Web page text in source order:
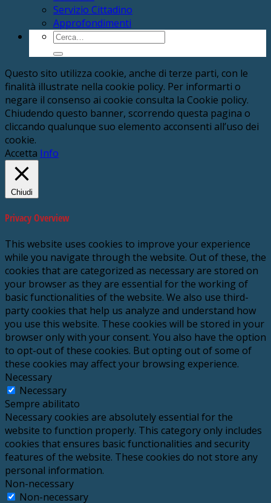
Servizio Cittadino
Approfondimenti
Cerca:
Questo sito utilizza cookie, anche di terze parti, con le
finalità illustrate nella cookie policy. Per informarti o
negare il consenso ai cookie consulta la Cookie policy.
Chiudendo questo banner, scorrendo questa pagina o
cliccando qualunque suo elemento acconsenti all’uso dei
cookie.
Accetta Info
Chiudi
Privacy Overview
This website uses cookies to improve your experience
while you navigate through the website. Out of these, the
cookies that are categorized as necessary are stored on
your browser as they are essential for the working of
basic functionalities of the website. We also use third-
party cookies that help us analyze and understand how
you use this website. These cookies will be stored in your
browser only with your consent. You also have the option
to opt-out of these cookies. But opting out of some of
these cookies may affect your browsing experience.
Necessary
Necessary
Sempre abilitato
Necessary cookies are absolutely essential for the
website to function properly. This category only includes
cookies that ensures basic functionalities and security
features of the website. These cookies do not store any
personal information.
Non-necessary
Non-necessary